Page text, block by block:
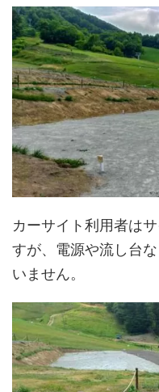
カーサイト利用者は
すが、電源や流し台
いません。